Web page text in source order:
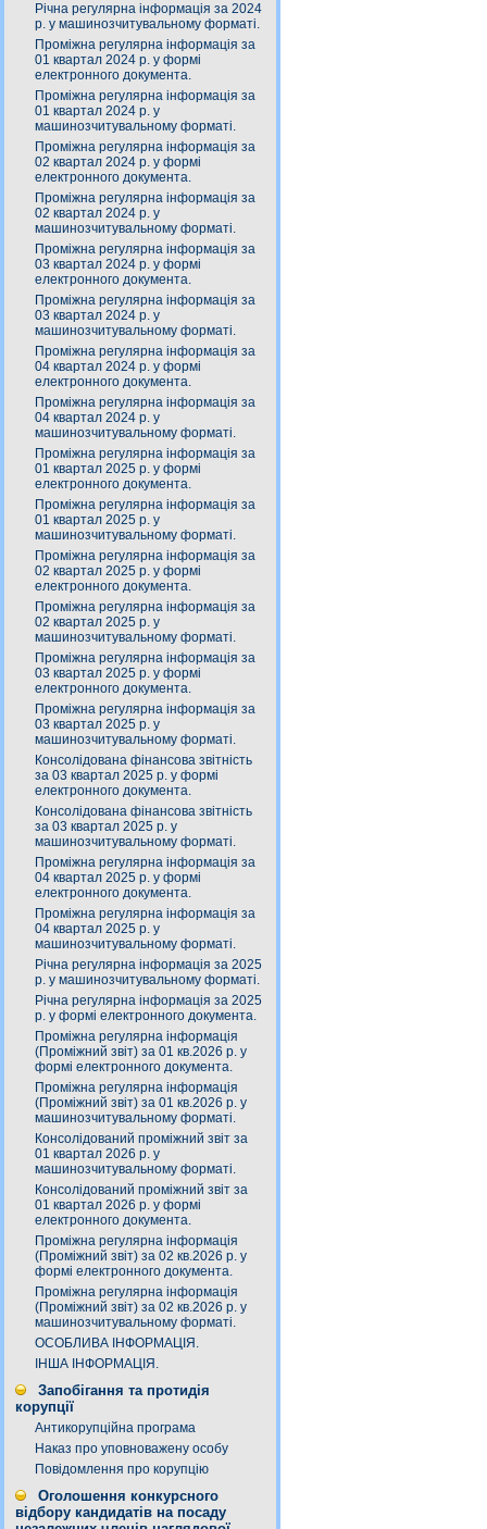
Річна регулярна інформація за 2024
р. у машинозчитувальному форматі.
Проміжна регулярна інформація за
01 квартал 2024 р. у формі
електронного документа.
Проміжна регулярна інформація за
01 квартал 2024 р. у
машинозчитувальному форматі.
Проміжна регулярна інформація за
02 квартал 2024 р. у формі
електронного документа.
Проміжна регулярна інформація за
02 квартал 2024 р. у
машинозчитувальному форматі.
Проміжна регулярна інформація за
03 квартал 2024 р. у формі
електронного документа.
Проміжна регулярна інформація за
03 квартал 2024 р. у
машинозчитувальному форматі.
Проміжна регулярна інформація за
04 квартал 2024 р. у формі
електронного документа.
Проміжна регулярна інформація за
04 квартал 2024 р. у
машинозчитувальному форматі.
Проміжна регулярна інформація за
01 квартал 2025 р. у формі
електронного документа.
Проміжна регулярна інформація за
01 квартал 2025 р. у
машинозчитувальному форматі.
Проміжна регулярна інформація за
02 квартал 2025 р. у формі
електронного документа.
Проміжна регулярна інформація за
02 квартал 2025 р. у
машинозчитувальному форматі.
Проміжна регулярна інформація за
03 квартал 2025 р. у формі
електронного документа.
Проміжна регулярна інформація за
03 квартал 2025 р. у
машинозчитувальному форматі.
Консолідована фінансова звітність
за 03 квартал 2025 р. у формі
електронного документа.
Консолідована фінансова звітність
за 03 квартал 2025 р. у
машинозчитувальному форматі.
Проміжна регулярна інформація за
04 квартал 2025 р. у формі
електронного документа.
Проміжна регулярна інформація за
04 квартал 2025 р. у
машинозчитувальному форматі.
Річна регулярна інформація за 2025
р. у машинозчитувальному форматі.
Річна регулярна інформація за 2025
р. у формі електронного документа.
Проміжна регулярна інформація
(Проміжний звіт) за 01 кв.2026 р. у
формі електронного документа.
Проміжна регулярна інформація
(Проміжний звіт) за 01 кв.2026 р. у
машинозчитувальному форматі.
Консолідований проміжний звіт за
01 квартал 2026 р. у
машинозчитувальному форматі.
Консолідований проміжний звіт за
01 квартал 2026 р. у формі
електронного документа.
Проміжна регулярна інформація
(Проміжний звіт) за 02 кв.2026 р. у
формі електронного документа.
Проміжна регулярна інформація
(Проміжний звіт) за 02 кв.2026 р. у
машинозчитувальному форматі.
ОСОБЛИВА ІНФОРМАЦІЯ.
ІНША ІНФОРМАЦІЯ.
Запобігання та протидія
корупції
Антикорупційна програма
Наказ про уповноважену особу
Повідомлення про корупцію
Оголошення конкурсного
відбору кандидатів на посаду